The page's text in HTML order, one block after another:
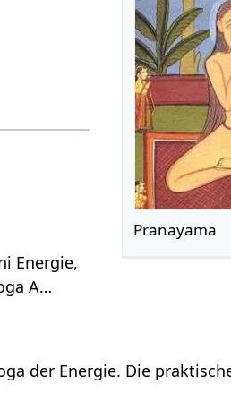
Pranayama
Energie,
A…
der Energie. Die